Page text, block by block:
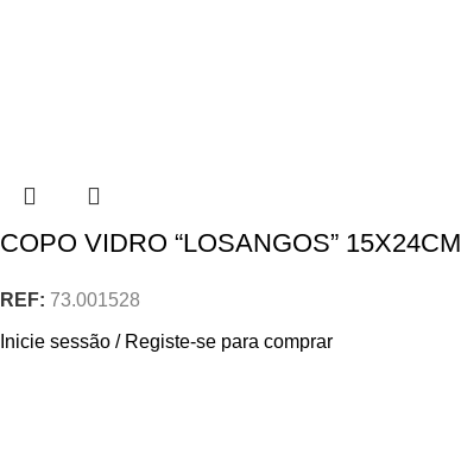
COPO VIDRO “LOSANGOS” 15X24CM
REF: 73.001528
Inicie sessão / Registe-se para comprar